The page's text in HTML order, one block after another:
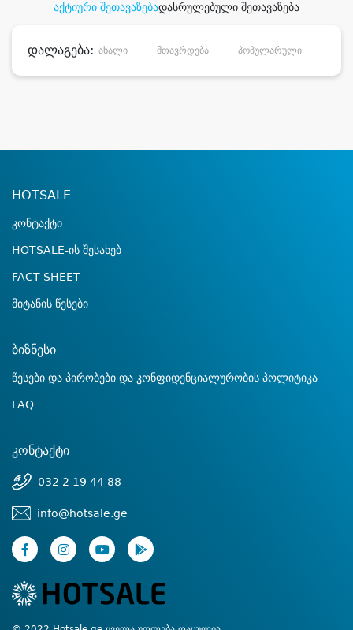
აქტიური შეთავაზებადასრულებული შეთავაზება
დალაგება: ახალი მთავრდება პოპულარული
HOTSALE
კონტაქტი
HOTSALE-ის შესახებ
FACT SHEET
მიტანის წესები
ბიზნესი
წესები და პირობები და კონფიდენციალურობის პოლიტიკა
FAQ
კონტაქტი
032 2 19 44 88
info@hotsale.ge